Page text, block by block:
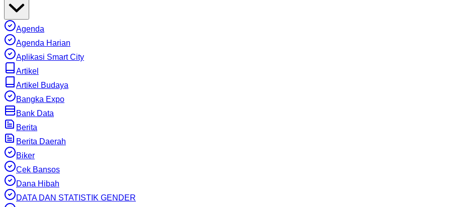
Agenda
Agenda Harian
Aplikasi Smart City
Artikel
Artikel Budaya
Bangka Expo
Bank Data
Berita
Berita Daerah
Biker
Cek Bansos
Dana Hibah
DATA DAN STATISTIK GENDER